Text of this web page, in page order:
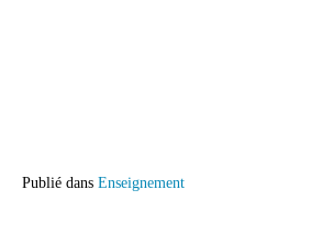
Publié dans Enseignement